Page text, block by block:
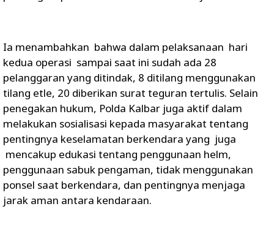
Ia menambahkan bahwa dalam pelaksanaan hari
kedua operasi sampai saat ini sudah ada 28
pelanggaran yang ditindak, 8 ditilang menggunakan
tilang etle, 20 diberikan surat teguran tertulis. Selain
penegakan hukum, Polda Kalbar juga aktif dalam
melakukan sosialisasi kepada masyarakat tentang
pentingnya keselamatan berkendara yang juga
mencakup edukasi tentang penggunaan helm,
penggunaan sabuk pengaman, tidak menggunakan
ponsel saat berkendara, dan pentingnya menjaga
jarak aman antara kendaraan.